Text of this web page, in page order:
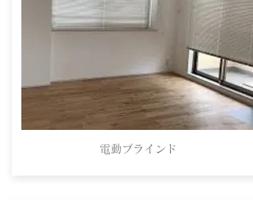
電動ブラインド